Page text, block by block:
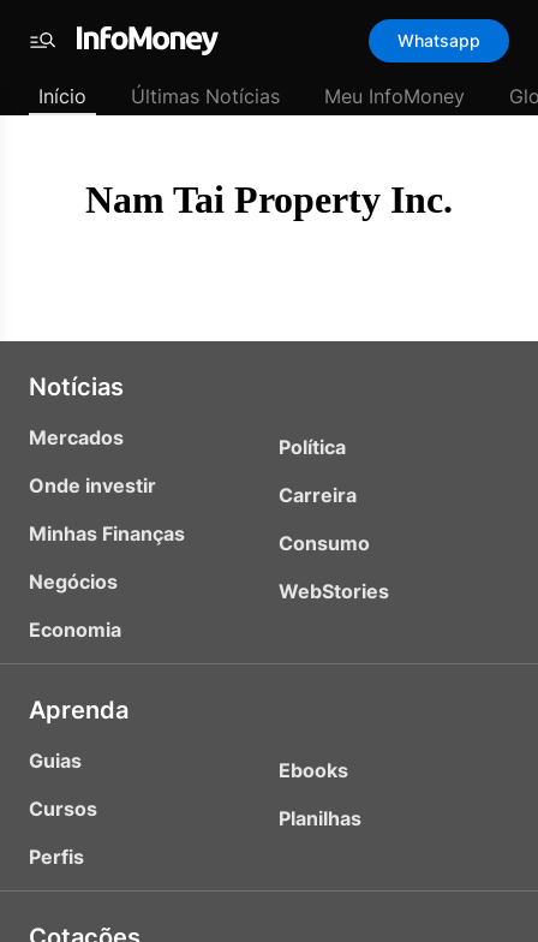
padrão
Últimas
InfoMoney
Menu
Whatsapp
Início Últimas Notícias Meu InfoMoney
Nam Tai Property Inc.
Notícias
Mercados
Onde investir
Minhas Finanças
Negócios
Economia
Política
Carreira
Consumo
WebStories
Aprenda
Guias
Cursos
Perfis
Ebooks
Planilhas